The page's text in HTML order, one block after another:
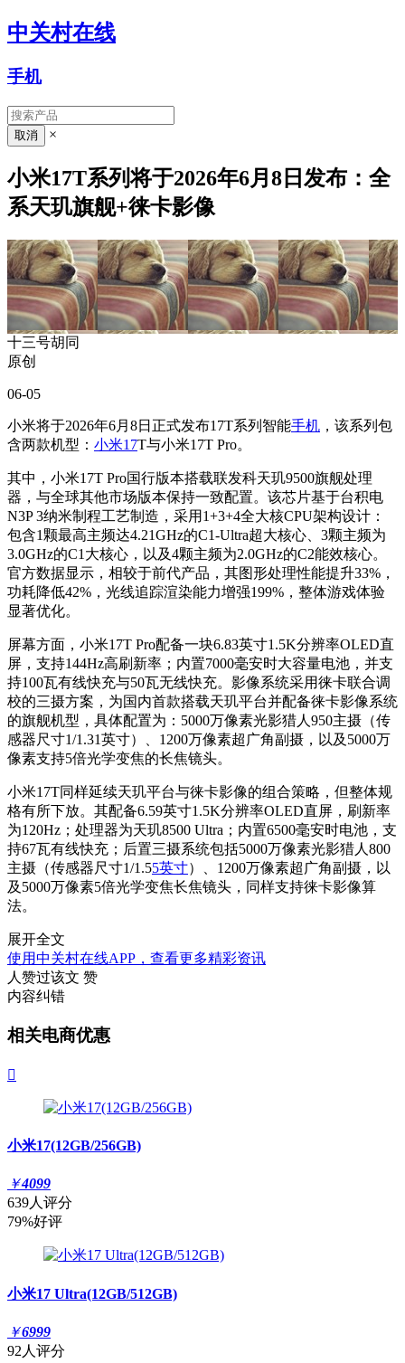
中关村在线
手机
×
小米17T系列将于2026年6月8日发布：全
系天玑旗舰+徕卡影像
十三号胡同
原创
06-05
小米将于2026年6月8日正式发布17T系列智能手机 ，该系列包
含两款机型： 小米17T与小米17T Pro。
其中，小米17T Pro国行版本搭载联发科天玑9500旗舰处理
器，与全球其他市场版本保持一致配置。该芯片基于台积电
N3P 3纳米制程工艺制造，采用1+3+4全大核CPU架构设计：
包含1颗最高主频达4.21GHz的C1-Ultra超大核心、3颗主频为
3.0GHz的C1大核心，以及4颗主频为2.0GHz的C2能效核心。
官方数据显示，相较于前代产品，其图形处理性能提升33%，
功耗降低42%，光线追踪渲染能力增强199%，整体游戏体验
显著优化。
屏幕方面，小米17T Pro配备一块6.83英寸1.5K分辨率OLED直
屏，支持144Hz高刷新率；内置7000毫安时大容量电池，并支
持100瓦有线快充与50瓦无线快充。影像系统采用徕卡联合调
校的三摄方案，为国内首款搭载天玑平台并配备徕卡影像系统
的旗舰机型，具体配置为：5000万像素光影猎人950主摄（传
感器尺寸1/1.31英寸）、1200万像素超广角副摄，以及5000万
像素支持5倍光学变焦的长焦镜头。
小米17T同样延续天玑平台与徕卡影像的组合策略，但整体规
格有所下放。其配备6.59英寸1.5K分辨率OLED直屏，刷新率
为120Hz；处理器为天玑8500 Ultra；内置6500毫安时电池，支
持67瓦有线快充；后置三摄系统包括5000万像素光影猎人800
主摄（传感器尺寸1/1.55英寸）、1200万像素超广角副摄，以
及5000万像素5倍光学变焦长焦镜头，同样支持徕卡影像算
法。
展开全文
使用中关村在线APP，查看更多精彩资讯
人赞过该文 赞
内容纠错
相关电商优惠

小米17(12GB/256GB)
￥4099
639人评分
79%好评
小米17 Ultra(12GB/512GB)
￥6999
92人评分